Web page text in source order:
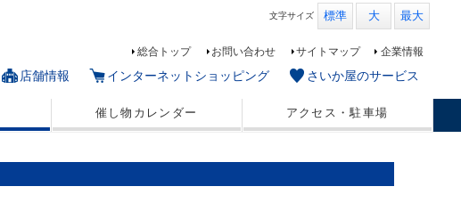
文字サイズ 標準 大 最大
総合トップ お問い合わせ サイトマップ 企業情報
店舗情報 インターネットショッピング さいか屋のサービス
催し物カレンダー アクセス・駐車場